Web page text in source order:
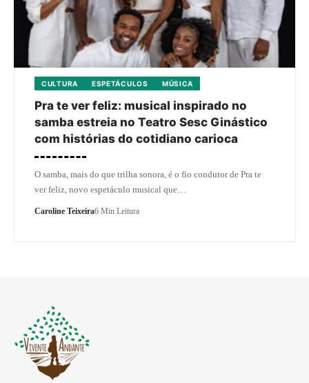
CULTURA ESPETÁCULOS MÚSICA
Pra te ver feliz: musical inspirado no
samba estreia no Teatro Sesc Ginástico
com histórias do cotidiano carioca
O samba, mais do que trilha sonora, é o fio condutor de Pra te
ver feliz, novo espetáculo musical que…
Caroline Teixeira6 Min Leitura